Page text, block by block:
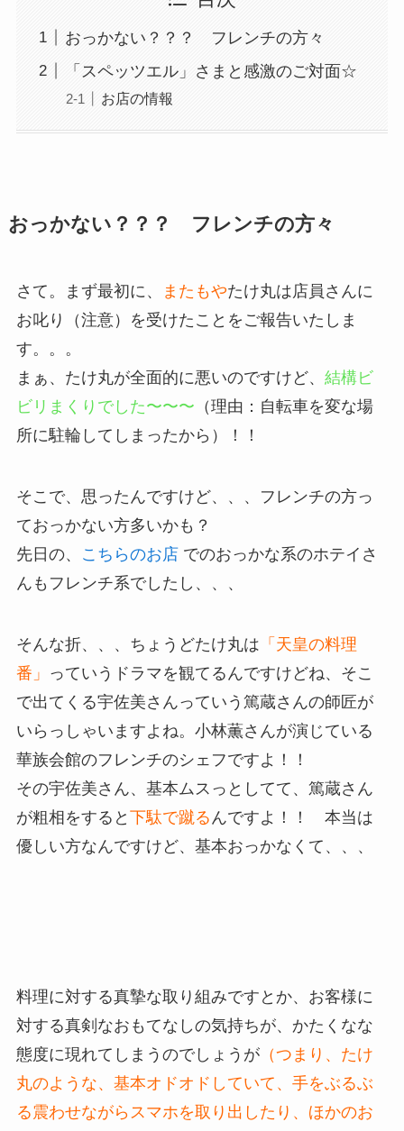
おっかない？？？ フレンチの方々
「スペッツエル」さまと感激のご対面☆
お店の情報
おっかない？？？ フレンチの方々
さて。まず最初に、 またもやたけ丸は店員さんに
お叱り（注意）を受けたことをご報告いたしま
す。。。
まぁ、たけ丸が全面的に悪いのですけど、 結構ビ
ビリまくりでした〜〜〜 （理由：自転車を変な場
所に駐輪してしまったから）！！
そこで、思ったんですけど、、、フレンチの方っ
ておっかない方多いかも？
先日の、
こちらのお店でのおっかな系のホテイさ
んもフレンチ系でしたし、、、
そんな折、、、ちょうどたけ丸は 「天皇の料理
番」 っていうドラマを観てるんですけどね、そこ
で出てくる宇佐美さんっていう篤蔵さんの師匠が
いらっしゃいますよね。小林薫さんが演じている
華族会館のフレンチのシェフですよ！！
その宇佐美さん、基本ムスっとしてて、篤蔵さん
が粗相をすると 下駄で蹴る んですよ！！ 本当は
優しい方なんですけど、基本おっかなくて、、、
料理に対する真摯な取り組みですとか、お客様に
対する真剣なおもてなしの気持ちが、かたくなな
態度に現れてしまうのでしょうが（つまり、たけ
丸のような、基本オドオドしていて、手をぶるぶ
る震わせながらスマホを取り出したり、ほかのお